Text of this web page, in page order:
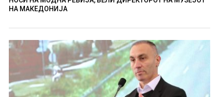
НА МАКЕДОНИЈА